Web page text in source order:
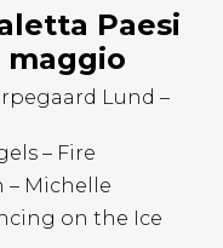
Paesi
maggio
Lund –
– Fire
– Michelle
on the Ice